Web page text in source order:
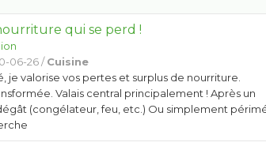
qui se perd !
06-26 /Cuisine
je valorise vos pertes et surplus de nourriture.
Valais central principalement ! Après un
(congélateur, feu, etc.) Ou simplement